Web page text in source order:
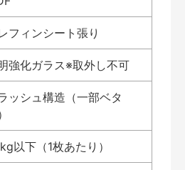
フィンシート張り
強化ガラス※取外し不可
ッシュ構造（一部ベタ
以下（1枚あたり）